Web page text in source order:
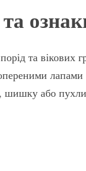
та
шишку або